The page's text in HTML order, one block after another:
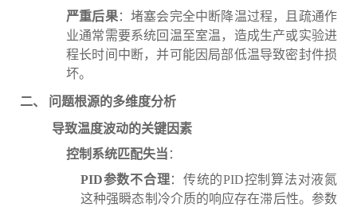
严重后果：堵塞会完全中断降温过程，且疏通作
业通常需要系统回温至室温，造成生产或实验进
程长时间中断，并可能因局部低温导致密封件损
坏。
二、 问题根源的多维度分析
导致温度波动的关键因素
控制系统匹配失当 ：
PID参数不合理：传统的PID控制算法对液氮
这种强瞬态制冷介质的响应存在滞后性。参数